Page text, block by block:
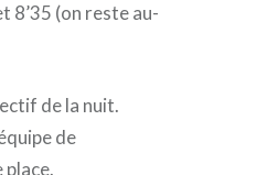
8’35 (on reste au-
de la nuit.
de
place.